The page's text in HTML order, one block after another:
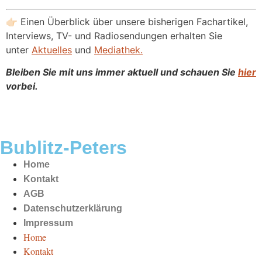
👉🏻 Einen Überblick über unsere bisherigen Fachartikel,
Interviews, TV- und Radiosendungen erhalten Sie
unter Aktuelles und Mediathek.
Bleiben Sie mit uns immer aktuell und schauen Sie hier
vorbei.
Bublitz-Peters
Home
Kontakt
AGB
Datenschutzerklärung
Impressum
Home
Kontakt